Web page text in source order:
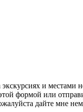
и
формой или
Пожалуйста